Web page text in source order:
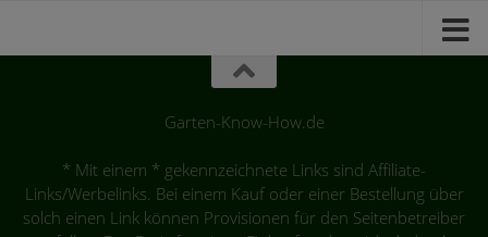
Garten-Know-How.de
* Mit einem * gekennzeichnete Links sind Affiliate-
Links/Werbelinks. Bei einem Kauf oder einer Bestellung über
solch einen Link können Provisionen für den Seitenbetreiber